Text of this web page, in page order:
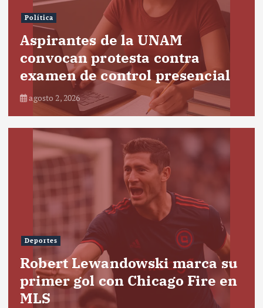
Política
Aspirantes de la UNAM
convocan protesta contra
examen de control presencial
agosto 2, 2026
Deportes
Robert Lewandowski marca su
primer gol con Chicago Fire en
MLS